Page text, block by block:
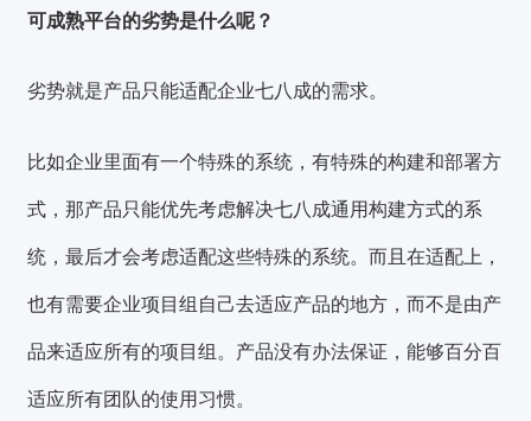
可成熟平台的劣势是什么呢？
劣势就是产品只能适配企业七八成的需求。
比如企业里面有一个特殊的系统，有特殊的构建和部署方
式，那产品只能优先考虑解决七八成通用构建方式的系
统，最后才会考虑适配这些特殊的系统。而且在适配上，
也有需要企业项目组自己去适应产品的地方，而不是由产
品来适应所有的项目组。产品没有办法保证，能够百分百
适应所有团队的使用习惯。